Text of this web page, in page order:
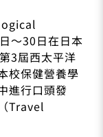
～30日在日本
3屆西太平洋
校保健營養學
進行口頭發
Travel